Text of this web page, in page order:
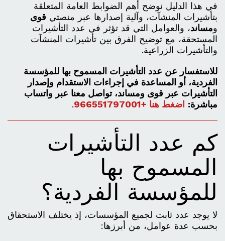
في هذا الدليل نوضح أهم الضوابط العامة المتعلقة
بتأشيرات المنشآت، وآلية إصدارها عبر منصتي قوى
ومساند، والعوامل التي قد تؤثر في عدد التأشيرات
المستحقة، مع توضيح الفرق بين تأشيرات المنشآت
والتأشيرات الزراعية.
للاستفسار عن عدد التأشيرات المسموح بها للمؤسسة
الفردية، أو المساعدة في إجراءات الاستقدام وإصدار
التأشيرات عبر قوى ومساند، تواصل معنا عبر واتساب
مباشرة: اضغط هنا +966551797001 .
كم عدد التأشيرات
المسموح بها
للمؤسسة الفردية؟
لا يوجد عدد ثابت لجميع المؤسسات، إذ يختلف الاستحقاق
بحسب عدة عوامل، من أبرزها: